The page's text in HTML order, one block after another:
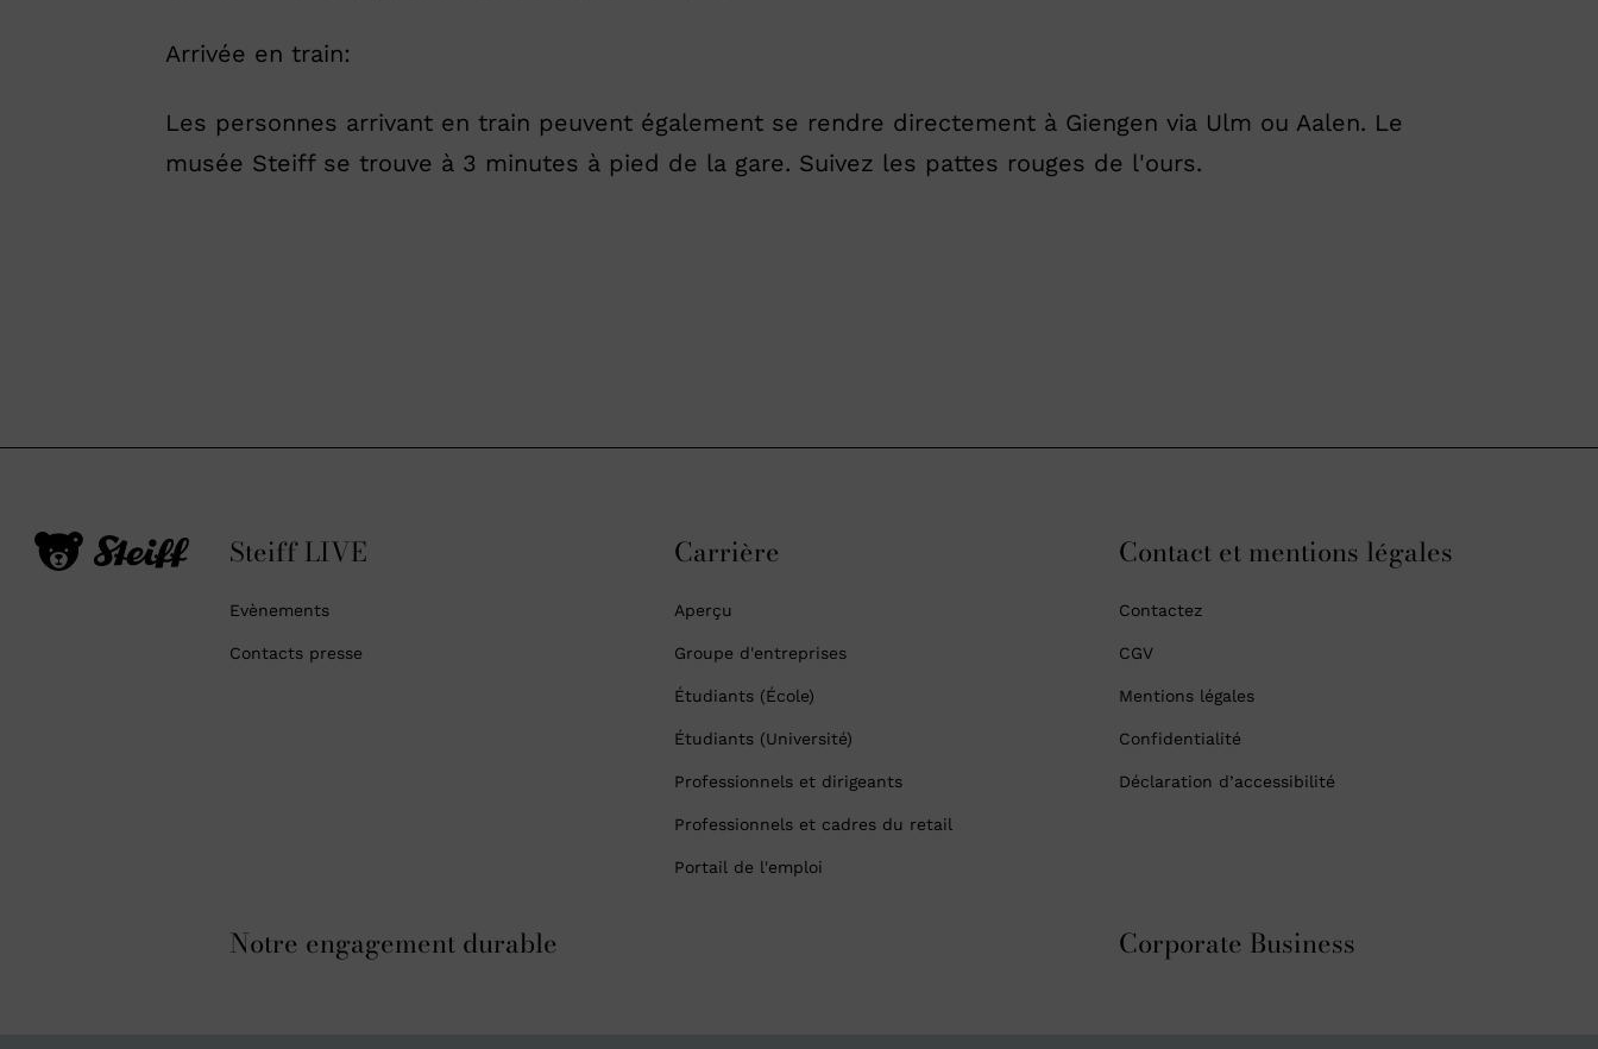
Arrivée en train:
Les personnes arrivant en train peuvent également se rendre directement à Giengen via Ulm ou Aalen. Le
musée Steiff se trouve à 3 minutes à pied de la gare. Suivez les pattes rouges de l'ours.
Steiff LIVE
Evènements
Contacts presse
Carrière
Aperçu
Groupe d'entreprises
Étudiants (École)
Étudiants (Université)
Professionnels et dirigeants
Professionnels et cadres du retail
Portail de l'emploi
Contact et mentions légales
Contactez
CGV
Mentions légales
Confidentialité
Déclaration d’accessibilité
Notre engagement durable Corporate Business